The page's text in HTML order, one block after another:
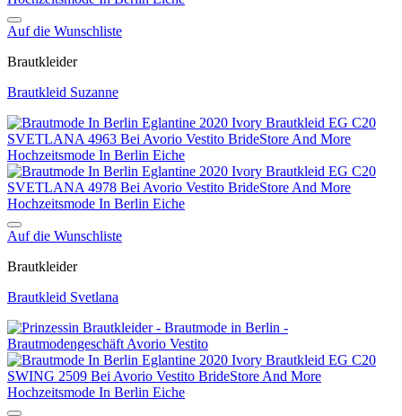
Auf die Wunschliste
Brautkleider
Brautkleid Suzanne
Auf die Wunschliste
Brautkleider
Brautkleid Svetlana